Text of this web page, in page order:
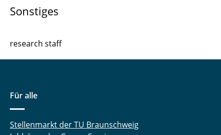
Sonstiges
research staff
Für alle
Stellenmarkt der TU Braunschweig